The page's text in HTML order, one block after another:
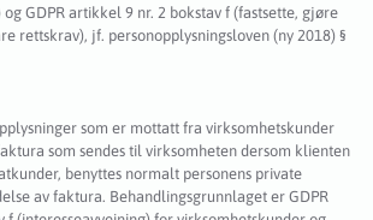
GDPR artikkel 9 nr. 2 bokstav f (fastsette, gjøre
rettskrav), jf. personopplysningsloven (ny 2018) §
som er mottatt fra virksomhetskunder
som sendes til virksomheten dersom klienten
benyttes normalt personens private
av faktura. Behandlingsgrunnlaget er GDPR